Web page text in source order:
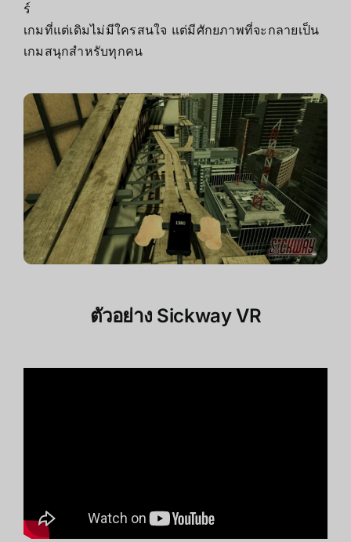
ร์
เกมที่แต่เดิมไม่มีใครสนใจ แต่มีศักยภาพที่จะกลายเป็น
เกมสนุกสำหรับทุกคน
ตัวอย่าง Sickway VR